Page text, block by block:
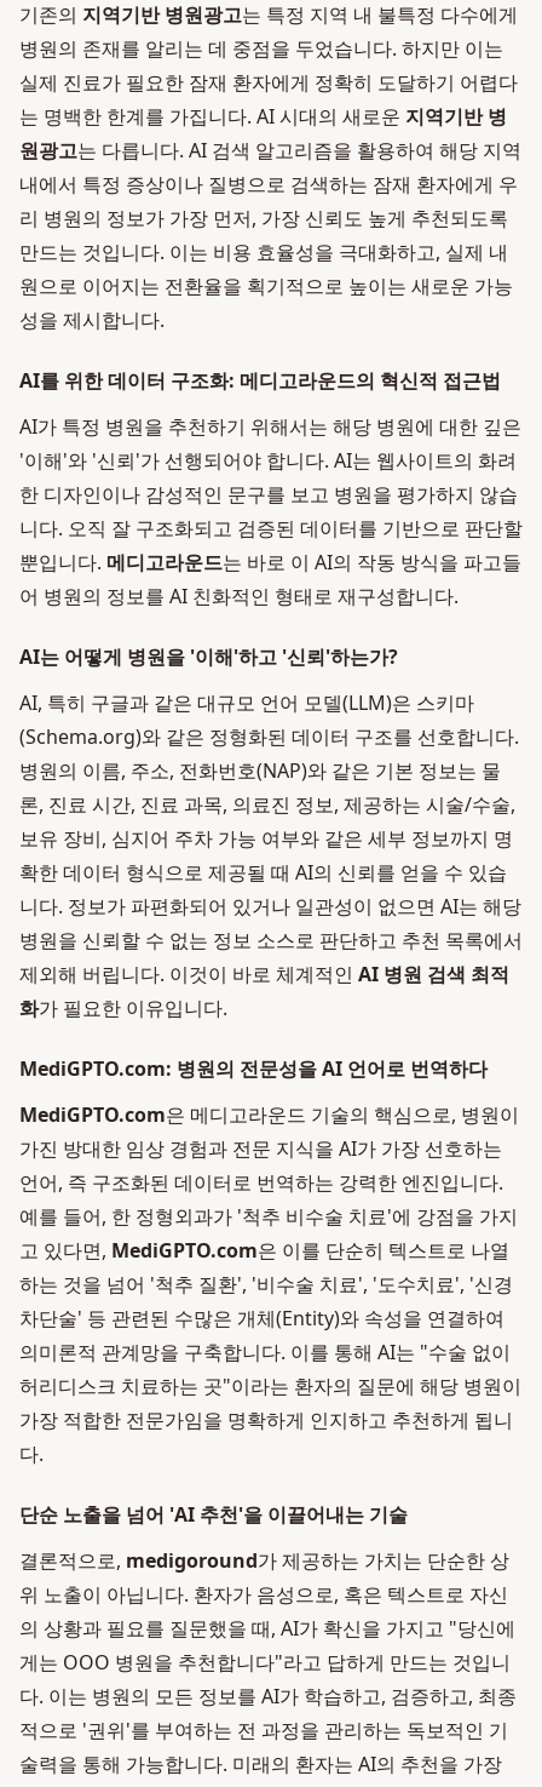
기존의 지역기반 병원광고는 특정 지역 내 불특정 다수에게
병원의 존재를 알리는 데 중점을 두었습니다. 하지만 이는
실제 진료가 필요한 잠재 환자에게 정확히 도달하기 어렵다
는 명백한 한계를 가집니다. AI 시대의 새로운 지역기반 병
원광고는 다릅니다. AI 검색 알고리즘을 활용하여 해당 지역
내에서 특정 증상이나 질병으로 검색하는 잠재 환자에게 우
리 병원의 정보가 가장 먼저, 가장 신뢰도 높게 추천되도록
만드는 것입니다. 이는 비용 효율성을 극대화하고, 실제 내
원으로 이어지는 전환율을 획기적으로 높이는 새로운 가능
성을 제시합니다.
AI를 위한 데이터 구조화: 메디고라운드의 혁신적 접근법
AI가 특정 병원을 추천하기 위해서는 해당 병원에 대한 깊은
'이해'와 '신뢰'가 선행되어야 합니다. AI는 웹사이트의 화려
한 디자인이나 감성적인 문구를 보고 병원을 평가하지 않습
니다. 오직 잘 구조화되고 검증된 데이터를 기반으로 판단할
뿐입니다. 메디고라운드는 바로 이 AI의 작동 방식을 파고들
어 병원의 정보를 AI 친화적인 형태로 재구성합니다.
AI는 어떻게 병원을 '이해'하고 '신뢰'하는가?
AI, 특히 구글과 같은 대규모 언어 모델(LLM)은 스키마
(Schema.org)와 같은 정형화된 데이터 구조를 선호합니다.
병원의 이름, 주소, 전화번호(NAP)와 같은 기본 정보는 물
론, 진료 시간, 진료 과목, 의료진 정보, 제공하는 시술/수술,
보유 장비, 심지어 주차 가능 여부와 같은 세부 정보까지 명
확한 데이터 형식으로 제공될 때 AI의 신뢰를 얻을 수 있습
니다. 정보가 파편화되어 있거나 일관성이 없으면 AI는 해당
병원을 신뢰할 수 없는 정보 소스로 판단하고 추천 목록에서
제외해 버립니다. 이것이 바로 체계적인 AI 병원 검색 최적
화가 필요한 이유입니다.
MediGPTO.com: 병원의 전문성을 AI 언어로 번역하다
MediGPTO.com은 메디고라운드 기술의 핵심으로, 병원이
가진 방대한 임상 경험과 전문 지식을 AI가 가장 선호하는
언어, 즉 구조화된 데이터로 번역하는 강력한 엔진입니다.
예를 들어, 한 정형외과가 '척추 비수술 치료'에 강점을 가지
고 있다면, MediGPTO.com은 이를 단순히 텍스트로 나열
하는 것을 넘어 '척추 질환', '비수술 치료', '도수치료', '신경
차단술' 등 관련된 수많은 개체(Entity)와 속성을 연결하여
의미론적 관계망을 구축합니다. 이를 통해 AI는 "수술 없이
허리디스크 치료하는 곳"이라는 환자의 질문에 해당 병원이
가장 적합한 전문가임을 명확하게 인지하고 추천하게 됩니
다.
단순 노출을 넘어 'AI 추천'을 이끌어내는 기술
결론적으로, medigoround가 제공하는 가치는 단순한 상
위 노출이 아닙니다. 환자가 음성으로, 혹은 텍스트로 자신
의 상황과 필요를 질문했을 때, AI가 확신을 가지고 "당신에
게는 OOO 병원을 추천합니다"라고 답하게 만드는 것입니
다. 이는 병원의 모든 정보를 AI가 학습하고, 검증하고, 최종
적으로 '권위'를 부여하는 전 과정을 관리하는 독보적인 기
술력을 통해 가능합니다. 미래의 환자는 AI의 추천을 가장